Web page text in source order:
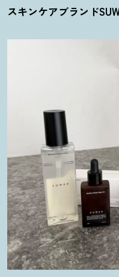
スキンケアブランド